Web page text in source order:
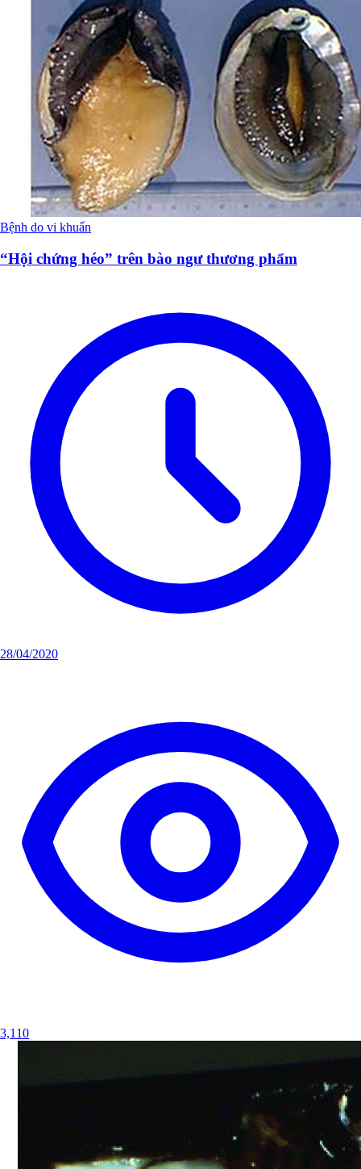
Bệnh do vi khuẩn
“Hội chứng héo” trên bào ngư thương phẩm
28/04/2020
3,110